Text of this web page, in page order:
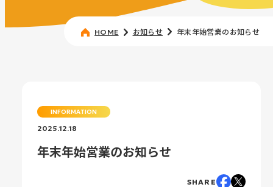
HOME お知らせ 年末年始営業のお知らせ
INFORMATION
2025.12.18
年末年始営業のお知らせ
SHARE